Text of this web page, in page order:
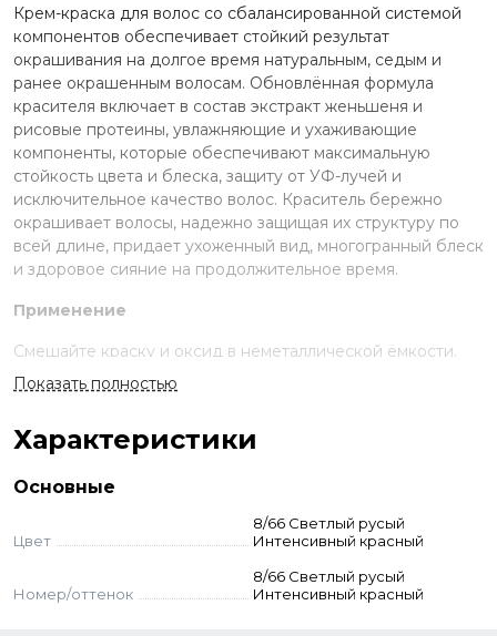
Крем-краска для волос со сбалансированной системой
компонентов обеспечивает стойкий результат
окрашивания на долгое время натуральным, седым и
ранее окрашенным волосам. Обновлённая формула
красителя включает в состав экстракт женьшеня и
рисовые протеины, увлажняющие и ухаживающие
компоненты, которые обеспечивают максимальную
стойкость цвета и блеска, защиту от УФ-лучей и
исключительное качество волос. Краситель бережно
окрашивает волосы, надежно защищая их структуру по
всей длине, придает ухоженный вид, многогранный блеск
и здоровое сияние на продолжительное время.
Применение
Смешайте краску и оксид в неметаллической ёмкости.
Нанесите на волосы, выдержите указанное время.
Смойте с шампунем и кондиционером для окрашенных
Стандартное окрашивание:
Тонирование:
Суперосветление:
краситель + оксид 9–12% (пропорция
тонов — 9% оксид, до 3–4 тонов — 12% оксид.
Корректоры:
добавляются к основному оттенку - до 10%
Показать полностью
Характеристики
Основные
Цвет
8/66 Светлый русый
Интенсивный красный
Номер/оттенок
8/66 Светлый русый
Интенсивный красный